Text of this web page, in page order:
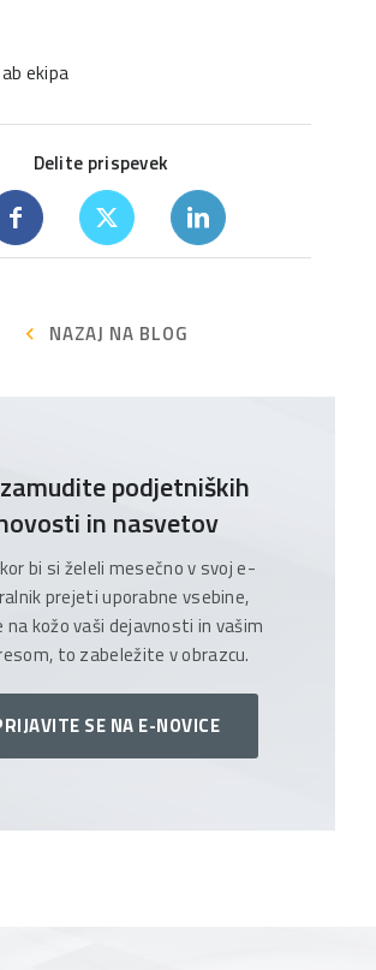
ekipa
Delite prispevek
NAZAJ NA BLOG
podjetniških
in nasvetov
bi si želeli mesečno v svoj e-
prejeti uporabne vsebine,
na kožo vaši dejavnosti in vašim
to zabeležite v obrazcu.
SE NA E-NOVICE